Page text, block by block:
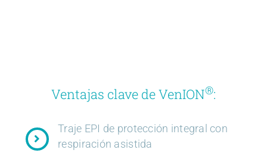
Ventajas clave de VenION®:
Traje EPI de protección integral con
respiración asistida